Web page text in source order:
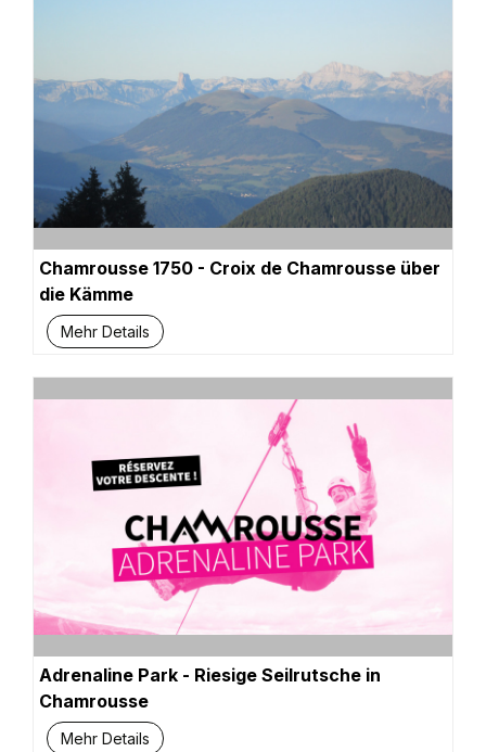
Chamrousse 1750 - Croix de Chamrousse über
die Kämme
Mehr Details
Adrenaline Park - Riesige Seilrutsche in
Chamrousse
Mehr Details